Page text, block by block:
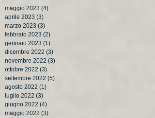
maggio 2023 (4)
aprile 2023 (3)
marzo 2023 (3)
febbraio 2023 (2)
gennaio 2023 (1)
dicembre 2022 (3)
novembre 2022 (3)
ottobre 2022 (3)
settembre 2022 (5)
agosto 2022 (1)
luglio 2022 (3)
giugno 2022 (4)
maggio 2022 (3)